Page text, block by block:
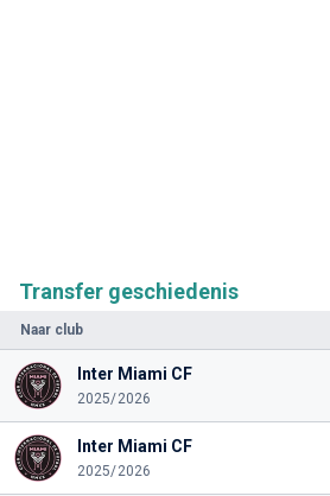
Transfer geschiedenis
Naar club
Inter Miami CF
2025/2026
Inter Miami CF
2025/2026